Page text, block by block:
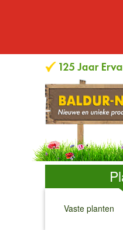
Vaste planten